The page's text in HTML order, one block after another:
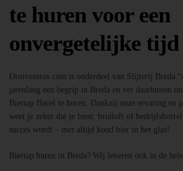
te huren voor een
onvergetelijke tijd
Druiventros.com is onderdeel van Slijterij Breda
jarenlang een begrip in Breda en ver daarbuiten
Biertap Bavel te huren. Dankzij onze ervaring en
weet je zeker dat je feest, bruiloft of bedrijfsborrel
succes wordt – met altijd koud bier in het glas!
Biertap huren in Breda? Wij leveren ook in de